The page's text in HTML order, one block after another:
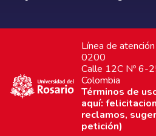
Línea de
0200
Calle 12C Nº 6-
Colombia
Términos de
aquí:
reclamos,
petición)